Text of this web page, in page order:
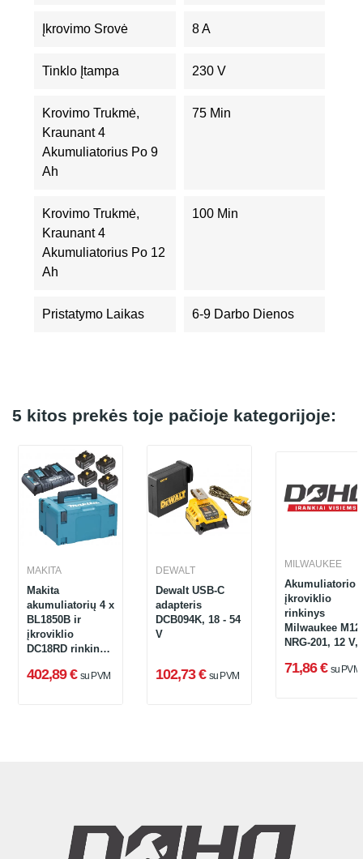
Įkrovimo Srovė 8 A
Tinklo Įtampa 230 V
Krovimo Trukmė,
Kraunant 4
Akumuliatorius Po 9
Ah
75 Min
Krovimo Trukmė,
Kraunant 4
Akumuliatorius Po 12
Ah
100 Min
Pristatymo Laikas 6-9 Darbo Dienos
5 kitos prekės toje pačioje kategorijoje:
MAKITA
Makita
akumuliatorių 4 x
BL1850B ir
įkroviklio
DC18RD rinkinys
(197626-8)
402,89 € su PVM
DEWALT
Dewalt USB-C
adapteris
DCB094K, 18 - 54
V
102,73 € su PVM
MILWAUKEE
Akumuliatorio
įkroviklio
rinkinys
Milwaukee M12
NRG-201, 12 V,
71,86 € su PVM